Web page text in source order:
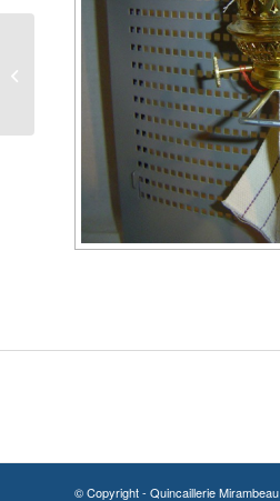
© Copyright - Quincaillerie Mirambeau
Seau hygiènique de
toilette, lyonnais